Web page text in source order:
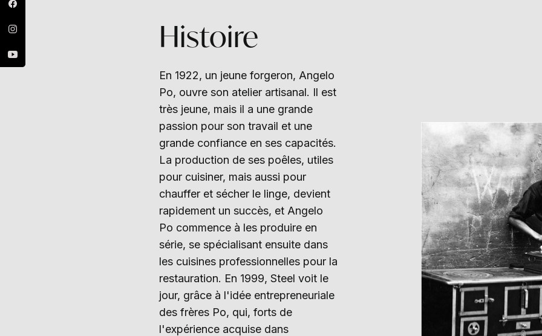
Histoire
En 1922, un jeune forgeron, Angelo
Po, ouvre son atelier artisanal. Il est
très jeune, mais il a une grande
passion pour son travail et une
grande confiance en ses capacités.
La production de ses poêles, utiles
pour cuisiner, mais aussi pour
chauffer et sécher le linge, devient
rapidement un succès, et Angelo
Po commence à les produire en
série, se spécialisant ensuite dans
les cuisines professionnelles pour la
restauration. En 1999, Steel voit le
jour, grâce à l'idée entrepreneuriale
des frères Po, qui, forts de
l'expérience acquise dans